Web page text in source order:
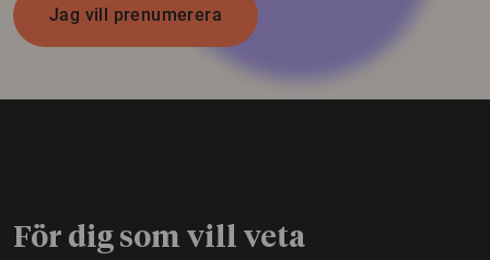
Jag vill prenumerera
För dig som vill veta